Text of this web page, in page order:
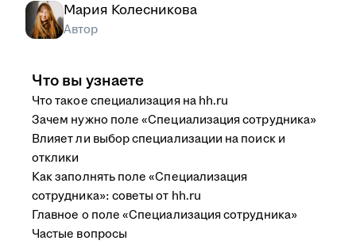
Мария Колесникова
Автор
Что вы узнаете
Что такое специализация на hh.ru
Зачем нужно поле «Специализация сотрудника»
Влияет ли выбор специализации на поиск и
отклики
Как заполнять поле «Специализация
сотрудника»: советы от hh.ru
Главное о поле «Специализация сотрудника»
Частые вопросы